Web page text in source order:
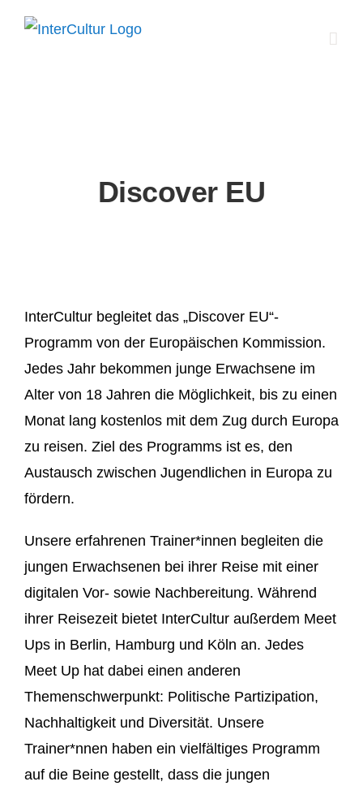
Zum
Discover EU
InterCultur begleitet das „Discover EU“-
Programm von der Europäischen Kommission.
Jedes Jahr bekommen junge Erwachsene im
Alter von 18 Jahren die Möglichkeit, bis zu einen
Monat lang kostenlos mit dem Zug durch Europa
zu reisen. Ziel des Programms ist es, den
Austausch zwischen Jugendlichen in Europa zu
fördern.
Unsere erfahrenen Trainer*innen begleiten die
jungen Erwachsenen bei ihrer Reise mit einer
digitalen Vor- sowie Nachbereitung. Während
ihrer Reisezeit bietet InterCultur außerdem Meet
Ups in Berlin, Hamburg und Köln an. Jedes
Meet Up hat dabei einen anderen
Themenschwerpunkt: Politische Partizipation,
Nachhaltigkeit und Diversität. Unsere
Trainer*nnen haben ein vielfältiges Programm
auf die Beine gestellt, dass die jungen